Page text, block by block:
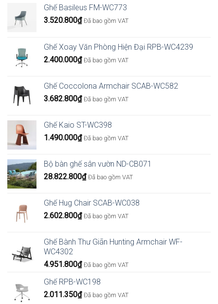
Ghế Basileus FM-WC773
3.520.800₫ Đã bao gồm VAT
Ghế Xoay Văn Phòng Hiện Đại RPB-WC4239
2.400.000₫ Đã bao gồm VAT
Ghế Coccolona Armchair SCAB-WC582
3.682.800₫ Đã bao gồm VAT
Ghế Kaio ST-WC398
1.490.000₫ Đã bao gồm VAT
Bộ bàn ghế sân vườn ND-CB071
28.822.800₫ Đã bao gồm VAT
Ghế Hug Chair SCAB-WC038
2.602.800₫ Đã bao gồm VAT
Ghế Bành Thư Giãn Hunting Armchair WF-
WC4302
4.951.800₫ Đã bao gồm VAT
Ghế RPB-WC198
2.011.350₫ Đã bao gồm VAT